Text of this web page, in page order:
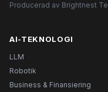
Producerad av Brightnest
AI-TEKNOLOGI
LLM
Robotik
Business & Finansiering